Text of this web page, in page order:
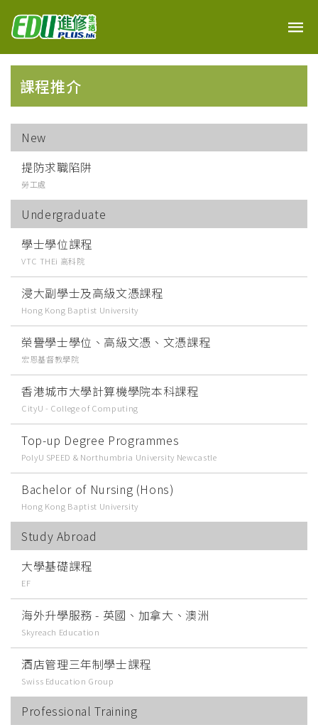
課程推介
New
提防求職陷阱
勞工處
Undergraduate
學士學位課程
VTC THEi 高科院
浸大副學士及高級文憑課程
Hong Kong Baptist University
榮譽學士學位、高級文憑、文憑課程
宏恩基督教學院
香港城市大學計算機學院本科課程
CityU - College of Computing
Top-up Degree Programmes
PolyU SPEED & Northumbria University Newcastle
Bachelor of Nursing (Hons)
Hong Kong Baptist University
Study Abroad
大學基礎課程
EF
海外升學服務 - 英國、加拿大、澳洲
Skyreach Education
酒店管理三年制學士課程
Swiss Education Group
Professional Training